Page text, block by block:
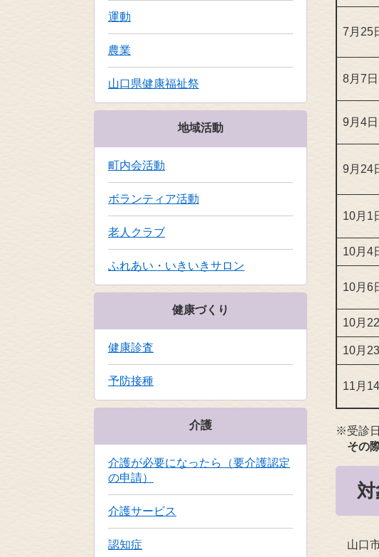
7月25
8月7日
9月4日
9月24
10月1
10月4
10月6
10月
10月
11月
※受診
その
山口市
運動
農業
山口県健康福祉祭
地域活動
町内会活動
ボランティア活動
老人クラブ
ふれあい・いきいきサロン
健康づくり
健康診査
予防接種
介護
介護が必要になったら（要介護認定
の申請）
介護サービス
認知症